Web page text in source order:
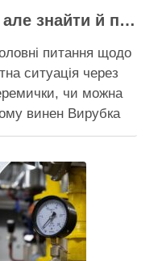
Дерева не врятувати, але знайти й покарати винних треба – головні питання і висновки з конфлікту на Теремках
питання щодо
ситуація через
чи можна
винен Вирубка
теплотрасу
Теремках у Києві